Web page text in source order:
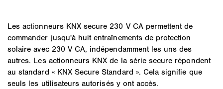
Les actionneurs KNX secure 230 V CA permettent de
commander jusqu'à huit entraînements de protection
solaire avec 230 V CA, indépendamment les uns des
autres. Les actionneurs KNX de la série secure répondent
au standard « KNX Secure Standard ». Cela signifie que
seuls les utilisateurs autorisés y ont accès.